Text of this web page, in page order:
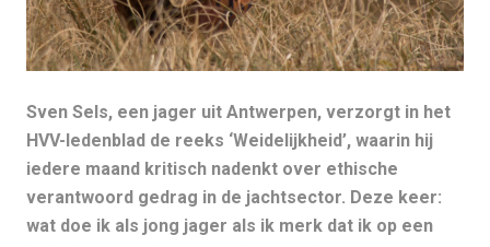
Sven Sels, een jager uit Antwerpen, verzorgt in het
HVV-ledenblad de reeks ‘Weidelijkheid’, waarin hij
iedere maand kritisch nadenkt over ethische
verantwoord gedrag in de jachtsector. Deze keer:
wat doe ik als jong jager als ik merk dat ik op een